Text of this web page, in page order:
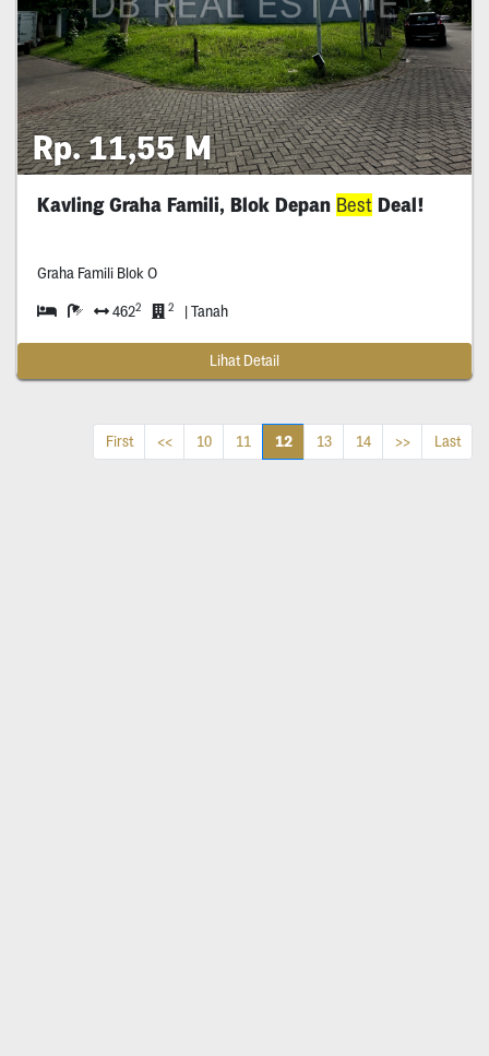
Rp. 11,55 M
Kavling Graha Famili, Blok Depan BestDeal!
Graha Famili Blok O
4622 2 | Tanah
Lihat Detail
First << 10 11 12 13 14 >> Last